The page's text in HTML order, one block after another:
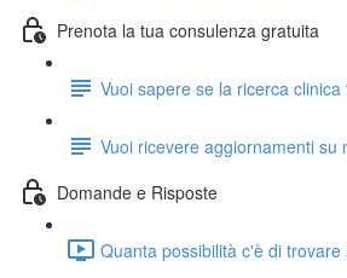
Prenota la tua consulenza gratuita
Vuoi sapere se la ricerca
Vuoi ricevere aggiornamenti su
Domande e Risposte
Quanta possibilità c'è di